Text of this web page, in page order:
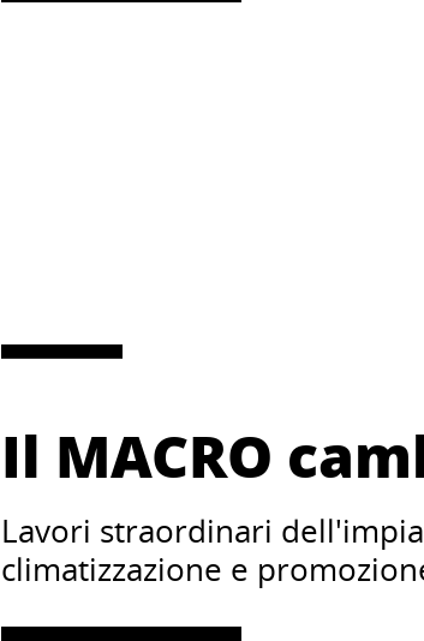
Il MACRO
Lavori straordinari
climatizzazione e